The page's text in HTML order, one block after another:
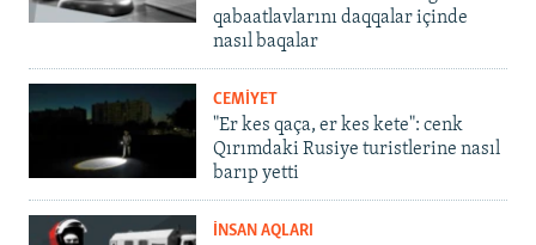
qabaatlavlarını daqqalar içinde
nasıl baqalar
CEMİYET
"Er kes qaça, er kes kete": cenk
Qırımdaki Rusiye turistlerine nasıl
barıp yetti
İNSAN AQLARI